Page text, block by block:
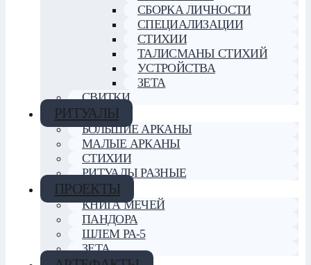
СБОРКА ЛИЧНОСТИ
СПЕЦИАЛИЗАЦИИ
СТИХИИ
ТАЛИСМАНЫ СТИХИЙ
УСТРОЙСТВА
ЗЕТА
СВИТКИ
РИТУАЛЫ
БОЛЬШИЕ АРКАНЫ
МАЛЫЕ АРКАНЫ
СТИХИИ
РИТУАЛЫ РАЗНЫЕ
ПРОЕКТЫ
КНИГА МЕЧЕЙ
ПАНДОРА
ШЛЕМ РА-5
ЗЕТА